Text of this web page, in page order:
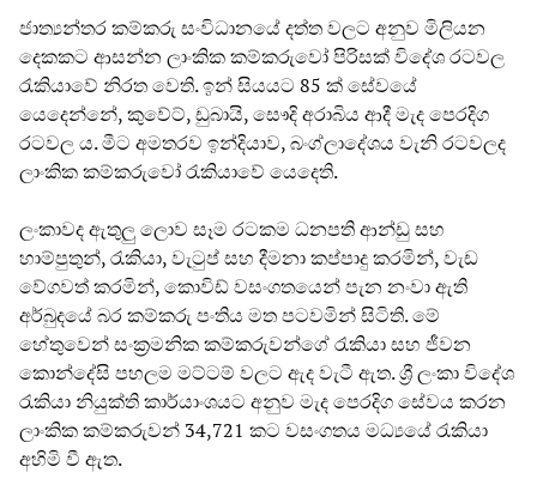
ජාත්‍යන්තර කම්කරු සංවිධානයේ දත්ත වලට අනුව මිලියන
දෙකකට ආසන්න ලාංකික කම්කරුවෝ පිරිසක් විදේශ රටවල
රැකියාවේ නිරත වෙති. ඉන් සියයට 85 ක් සේවයේ
යෙදෙන්නේ, කුවේට්, ඩුබායි, සෞදි අරාබිය ආදී මැද පෙරදිග
රටවල ය. මීට අමතරව ඉන්දියාව, බංග්ලාදේශය වැනි රටවලද
ලාංකික කම්කරුවෝ රැකියාවේ යෙදෙති.
ලංකාවද ඇතුලු ලොව සෑම රටකම ධනපති ආන්ඩු සහ
හාම්පුතුන්, රැකියා, වැටුප් සහ දීමනා කප්පාදු කරමින්, වැඩ
වේගවත් කරමින්, කොවිඩ් වසංගතයෙන් පැන නංවා ඇති
අර්බුදයේ බර කම්කරු පංතිය මත පටවමින් සිටිති. මේ
හේතුවෙන් සංක්‍රමනික කම්කරුවන්ගේ රැකියා සහ ජීවන
කොන්දේසි පහලම මට්ටම් වලට ඇද වැටී ඇත. ශ්‍රී ලංකා විදේශ
රැකියා නියුක්ති කාර්යාංශයට අනුව මැද පෙරදිග සේවය කරන
ලාංකික කම්කරුවන් 34,721 කට වසංගතය මධ්‍යයේ රැකියා
අහිමි වී ඇත.